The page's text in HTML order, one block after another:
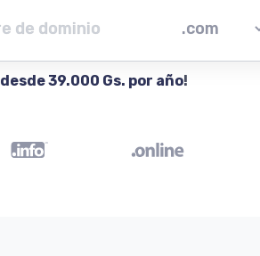
desde 39.000 Gs. por año!